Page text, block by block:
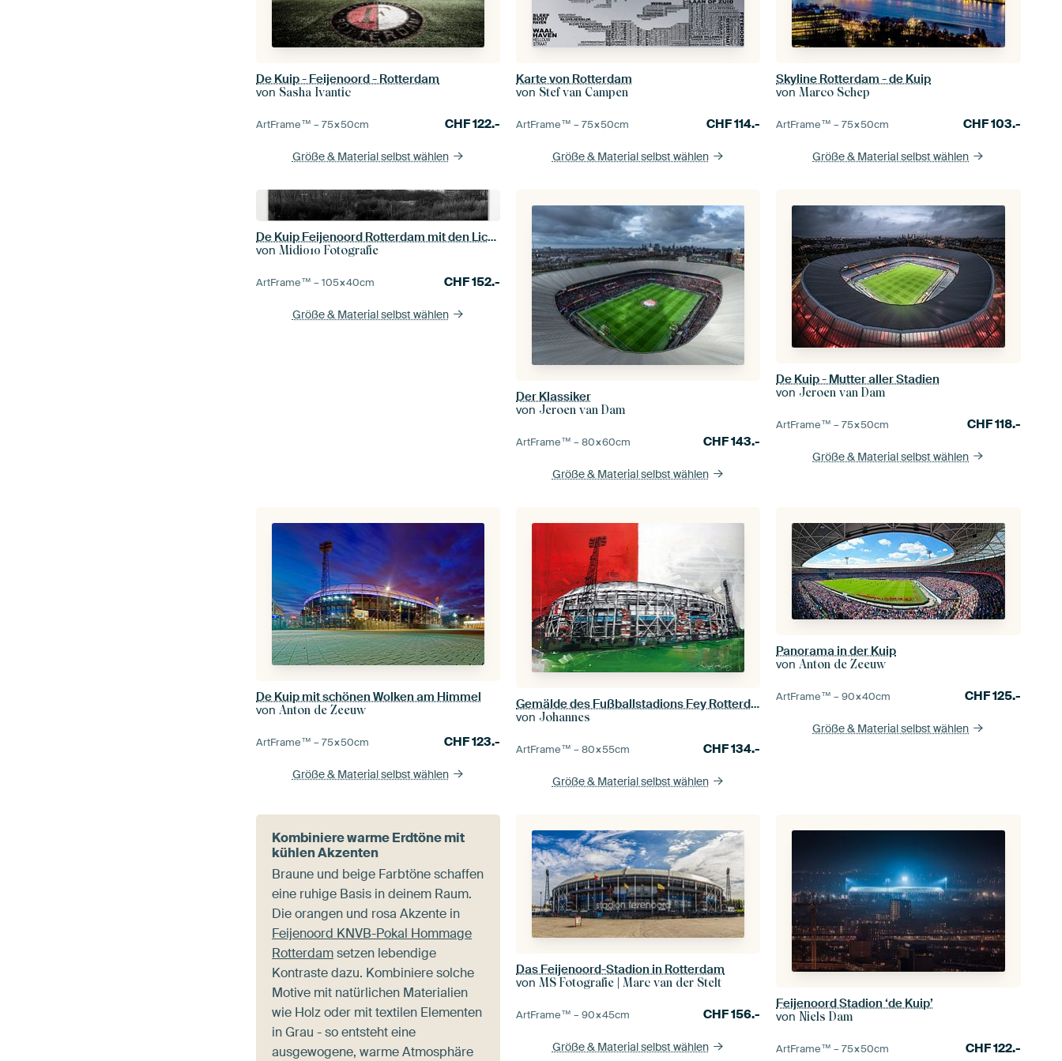
De Kuip - Feijenoord - Rotterdam
von Sasha Ivantic
ArtFrame™ –75×50cm CHF122.-
Größe & Material selbst wählen
Karte von Rotterdam
von Stef van Campen
ArtFrame™ –75×50cm CHF114.-
Größe & Material selbst wählen
Skyline Rotterdam - de Kuip
vonMarco Schep
ArtFrame™ –75×50cm CHF103.-
Größe & Material selbst wählen
De Kuip Feijenoord Rotterdam mit den Lichtern Schwarzweiss
vonMidi010 Fotografie
ArtFrame™ –105×40cm CHF152.-
Größe & Material selbst wählen
Der Klassiker
von Jeroen van Dam
ArtFrame™ –80×60cm CHF143.-
Größe & Material selbst wählen
De Kuip - Mutter aller Stadien
von Jeroen van Dam
ArtFrame™ –75×50cm CHF118.-
Größe & Material selbst wählen
De Kuip mit schönen Wolken am Himmel
vonAnton de Zeeuw
ArtFrame™ –75×50cm CHF123.-
Größe & Material selbst wählen
Gemälde des Fußballstadions Fey Rotterdam
von Johannes
ArtFrame™ –80×55cm CHF134.-
Größe & Material selbst wählen
Panorama in der Kuip
vonAnton de Zeeuw
ArtFrame™ –90×40cm CHF125.-
Größe & Material selbst wählen
Kombiniere warme Erdtöne mit
kühlen Akzenten
Braune und beige Farbtöne schaffen
eine ruhige Basis in deinem Raum.
Die orangen und rosa Akzente in
Feijenoord KNVB-Pokal Hommage
Rotterdamsetzen lebendige
Kontraste dazu. Kombiniere solche
Motive mit natürlichen Materialien
wie Holz oder mit textilen Elementen
in Grau - so entsteht eine
ausgewogene, warme Atmosphäre
Das Feijenoord-Stadion in Rotterdam
vonMS Fotografie | Marc van der Stelt
ArtFrame™ –90×45cm CHF156.-
Größe & Material selbst wählen
Feijenoord Stadion ‘de Kuip’
von Niels Dam
ArtFrame™ –75×50cm CHF122.-